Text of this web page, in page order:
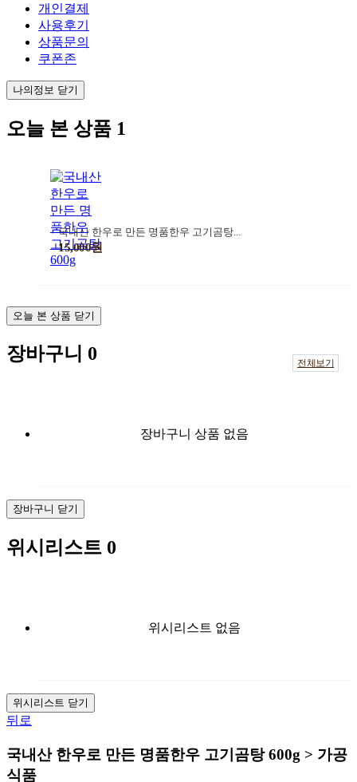
개인결제
사용후기
상품문의
쿠폰존
나의정보 닫기
오늘 본 상품 1
국내산 한우로 만든 명품한우 고기곰탕...
15,000원
오늘 본 상품 닫기
장바구니 0
장바구니 상품 없음
전체보기
장바구니 닫기
위시리스트 0
위시리스트 없음
위시리스트 닫기
뒤로
국내산 한우로 만든 명품한우 고기곰탕 600g > 가공
식품